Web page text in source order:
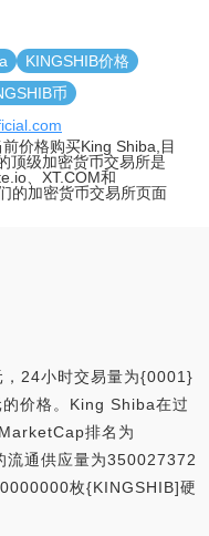
KINGSHIB价格
币
价格购买King Shiba,目
顶级加密货币交易所是
、XT.COM和
的加密货币交易所页面
24小时交易量为{0001}
价格。King Shiba在过
排名为
通供应量为350027372
枚{KINGSHIB]硬